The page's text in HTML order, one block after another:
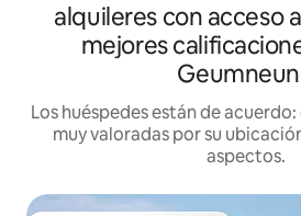
alquileres con acceso
mejores
Los huéspedes están de
muy valoradas por su
aspectos.